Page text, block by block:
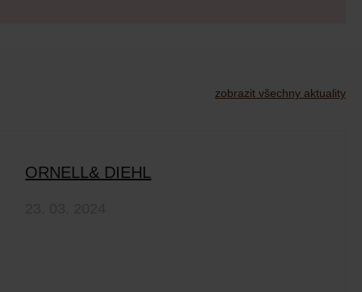
zobrazit všechny aktuality
ORNELL& DIEHL